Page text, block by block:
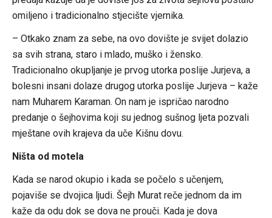
omiljeno i tradicionalno stjecište vjernika.
– Otkako znam za sebe, na ovo dovište je svijet dolazio
sa svih strana, staro i mlado, muško i žensko.
Tradicionalno okupljanje je prvog utorka poslije Jurjeva, a
bolesni insani dolaze drugog utorka poslije Jurjeva – kaže
nam Muharem Karaman. On nam je ispričao narodno
predanje o šejhovima koji su jednog sušnog ljeta pozvali
mještane ovih krajeva da uče Kišnu dovu.
Ništa od motela
Kada se narod okupio i kada se počelo s učenjem,
pojaviše se dvojica ljudi. Šejh Murat reče jednom da im
kaže da odu dok se dova ne prouči. Kada je dova